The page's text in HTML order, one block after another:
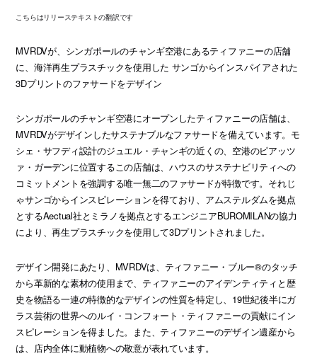
こちらはリリーステキストの翻訳です
MVRDVが、シンガポールのチャンギ空港にあるティファニーの店舗
に、海洋再生プラスチックを使用した サンゴからインスパイアされた
3Dプリントのファサードをデザイン
シンガポールのチャンギ空港にオープンしたティファニーの店舗は、
MVRDVがデザインしたサステナブルなファサードを備えています。モ
シェ・サフディ設計のジュエル・チャンギの近くの、空港のピアッツ
ァ・ガーデンに位置するこの店舗は、ハウスのサステナビリティへの
コミットメントを強調する唯一無二のファサードが特徴です。それじ
ゃサンゴからインスピレーションを得ており、アムステルダムを拠点
とするAectual社とミラノを拠点とするエンジニアBUROMILANの協力
により、再生プラスチックを使用して3Dプリントされました。
デザイン開発にあたり、MVRDVは、ティファニー・ブルー®のタッチ
から革新的な素材の使用まで、ティファニーのアイデンティティと歴
史を物語る一連の特徴的なデザインの性質を特定し、19世紀後半にガ
ラス芸術の世界へのルイ・コンフォート・ティファニーの貢献にイン
スピレーションを得ました。また、ティファニーのデザイン遺産から
は、店内全体に動植物への敬意が表れています。